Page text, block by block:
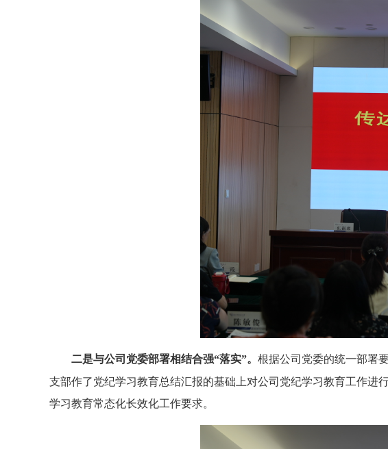
二是与公司党委部署相结合强“落实”。 根据公司党委的统一部署
支部作了党纪学习教育总结汇报的基础上对公司党纪学习教育工作
学习教育常态化长效化工作要求。